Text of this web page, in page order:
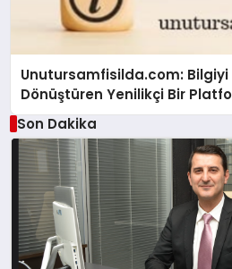
Unutursamfisilda.com: Bilgiyi
Dönüştüren Yenilikçi Bir
Son Dakika